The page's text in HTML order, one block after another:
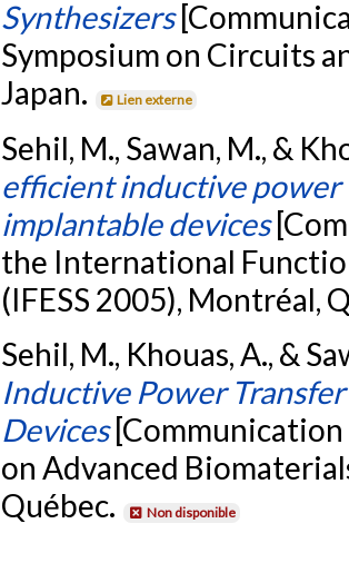
Synthesizers
Symposium on Circuits
Japan.
Lien externe
Sehil, M., Sawan, M., &
efficient inductive
implantable devices
the International
(IFESS 2005), Montréal,
Sehil, M., Khouas, A., &
Inductive Power
Devices
on Advanced
Québec.
Non disponible